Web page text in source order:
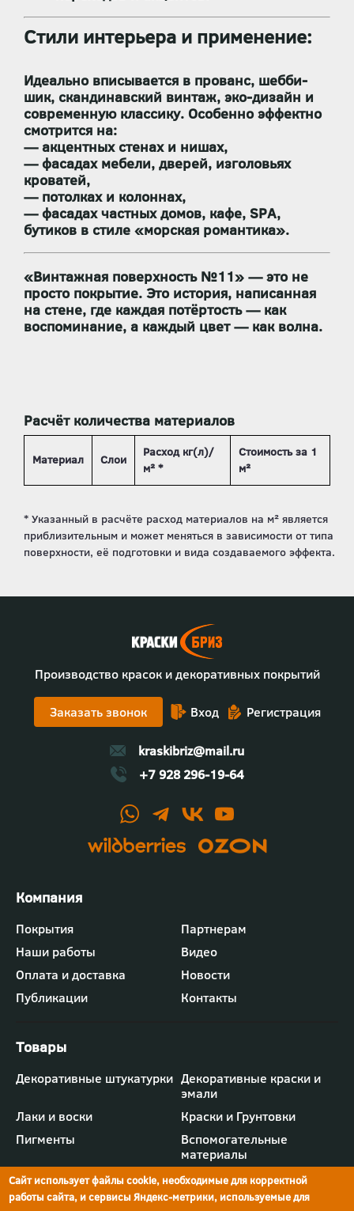
Стили интерьера и применение:
Идеально вписывается в прованс, шебби-
шик, скандинавский винтаж, эко-дизайн и
современную классику. Особенно эффектно
смотрится на:
— акцентных стенах и нишах,
— фасадах мебели, дверей, изголовьях
кроватей,
— потолках и колоннах,
— фасадах частных домов, кафе, SPA,
бутиков в стиле «морская романтика».
«Винтажная поверхность №11» — это не
просто покрытие. Это история, написанная
на стене, где каждая потёртость — как
воспоминание, а каждый цвет — как волна.
Расчёт количества материалов
Материал Слои
Расход кг(л)/
м² *
Стоимость за 1
м²
Производство красок и декоративных покрытий
Заказать звонок Вход Регистрация
kraskibriz@mail.ru
+7 928 296-19-64
Футер
-
меню
"Компания"
Покрытия
Партнерам
Наши работы
Видео
Оплата и доставка
Новости
Публикации
Контакты
Футер
-
меню
"Товары"
Декоративные штукатурки Декоративные краски и
эмали
Лаки и воски
Краски и Грунтовки
Пигменты
Вспомогательные
материалы
Сайт использует файлы cookie, необходимые для корректной
работы сайта, и сервисы Яндекс-метрики, используемые для